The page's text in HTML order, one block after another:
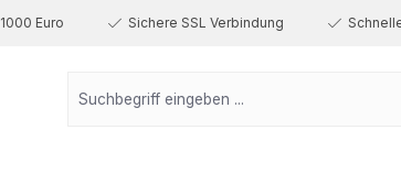
Euro Sichere SSL Verbindung